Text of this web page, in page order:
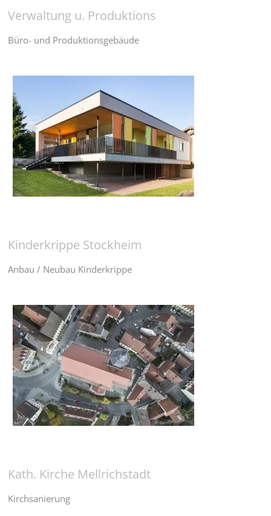
Verwaltung u. Produktions
Büro- und Produktionsgebäude
Kinderkrippe Stockheim
Anbau / Neubau Kinderkrippe
Kath. Kirche Mellrichstadt
Kirchsanierung